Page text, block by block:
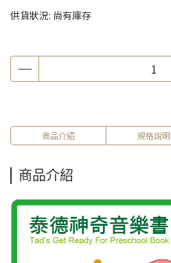
供貨狀況: 尚有庫存
商品介紹 規格說明
商品介紹